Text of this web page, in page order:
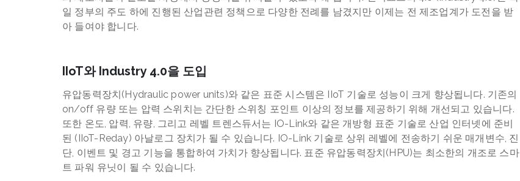
일 정부의 주도 하에 진행된 산업관련 정책으로 다양한 전례를 남겼지만 이제는 전 제조업계가 도전을 받
아 들여야 합니다.
IIoT와 Industry 4.0을 도입
유압동력장치(Hydraulic power units)와 같은 표준 시스템은 IIoT 기술로 성능이 크게 향상됩니다. 기존의
on/off 유량 또는 압력 스위치는 간단한 스위칭 포인트 이상의 정보를 제공하기 위해 개선되고 있습니다.
또한 온도, 압력, 유량, 그리고 레벨 트렌스듀서는 IO-Link와 같은 개방형 표준 기술로 산업 인터넷에 준비
된 (IIoT-Reday) 아날로그 장치가 될 수 있습니다. IO-Link 기술로 상위 레벨에 전송하기 쉬운 매개변수, 진
단, 이벤트 및 경고 기능을 통합하여 가치가 향상됩니다. 표준 유압동력장치(HPU)는 최소한의 개조로 스마
트 파워 유닛이 될 수 있습니다.